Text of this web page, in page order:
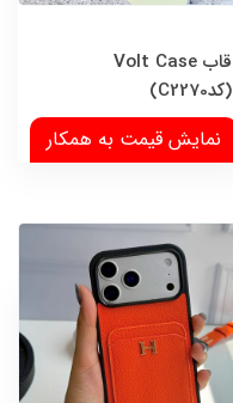
قاب Volt Case
(کدC2270)
نمایش قیمت به همکار